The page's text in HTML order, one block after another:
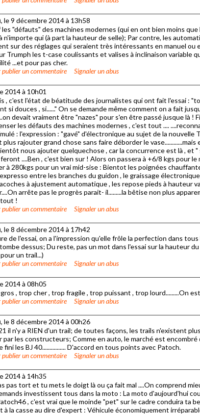
, le 9 décembre 2014 à 13h58
les "défauts" des machines modernes (qui en ont bien moins
n'importe qui (à part la hauteur de selle); Par contre, les
sur des réglages qui seraient très intéressants en manuel ou
Trumph les t-case coulissants et valises à inclinaison variable
...et pour pas cher.
un commentaire Signaler un abus
2014 à 10h01
, c'est l'état de béatitude des journalistes qui ont fait l'essai :
si douces , si......" On se demande même comment on a fait
devait vraiment être "nazes" pour s'en être passé jusque là !
les défauts des machines modernes , c'est tout ....
: l'expression : "gavé" d'électronique au sujet de la nouvelle
rajouter grand chose sans faire déborder le vase............mais
nous ajouter quelquechose , car la concurrence est là , et "
....Ben , c'est bien sur ! Alors on passera à +6/8 kgs pour
à 280kgs pour un vrai mid-sise : Bientot les poignées
entre les branches du guidon , le graissage
à ajustement automatique , les repose pieds à hauteur
arrête pas le progrès parait- il.........la bêtise non plus
!
un commentaire Signaler un abus
, le 8 décembre 2014 à 17h42
de l'essai, on a l'impression qu'elle frôle la perfection dans
dessus; Du reste, pas un mot dans l'essai sur la hauteur
un trail...)
un commentaire Signaler un abus
2014 à 08h05
, trop cher , trop fragile , trop puissant , trop lourd.........On
un commentaire Signaler un abus
, le 8 décembre 2014 à 00h26
il n'y a RIEN d'un trail; de toutes façons, les trails n'existent
par les constructeurs; Comme en auto, le marché est encombré
fini les BJ 40................ D'accord en tous points avec Patoch.
un commentaire Signaler un abus
2014 à 14h35
pas tort et tu mets le doigt là ou ça fait mal ....On comprend
investissent tous dans la moto : La moto d'aujourd'hui
, c'est vrai que le moinde "pet" sur le cadre conduira ta
la casse au dire d'expert : Véhicule économiquement